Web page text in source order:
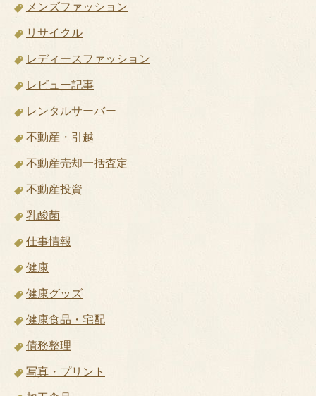
メンズファッション
リサイクル
レディースファッション
レビュー記事
レンタルサーバー
不動産・引越
不動産売却一括査定
不動産投資
乳酸菌
仕事情報
健康
健康グッズ
健康食品・宅配
債務整理
写真・プリント